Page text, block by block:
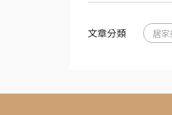
文章分類 居